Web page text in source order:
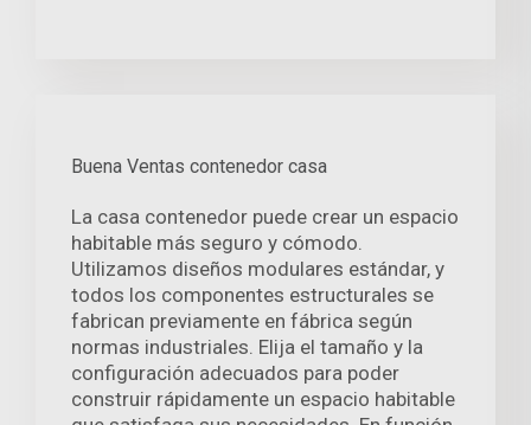
Buena Ventas contenedor casa
La casa contenedor puede crear un espacio
habitable más seguro y cómodo.
Utilizamos diseños modulares estándar, y
todos los componentes estructurales se
fabrican previamente en fábrica según
normas industriales. Elija el tamaño y la
configuración adecuados para poder
construir rápidamente un espacio habitable